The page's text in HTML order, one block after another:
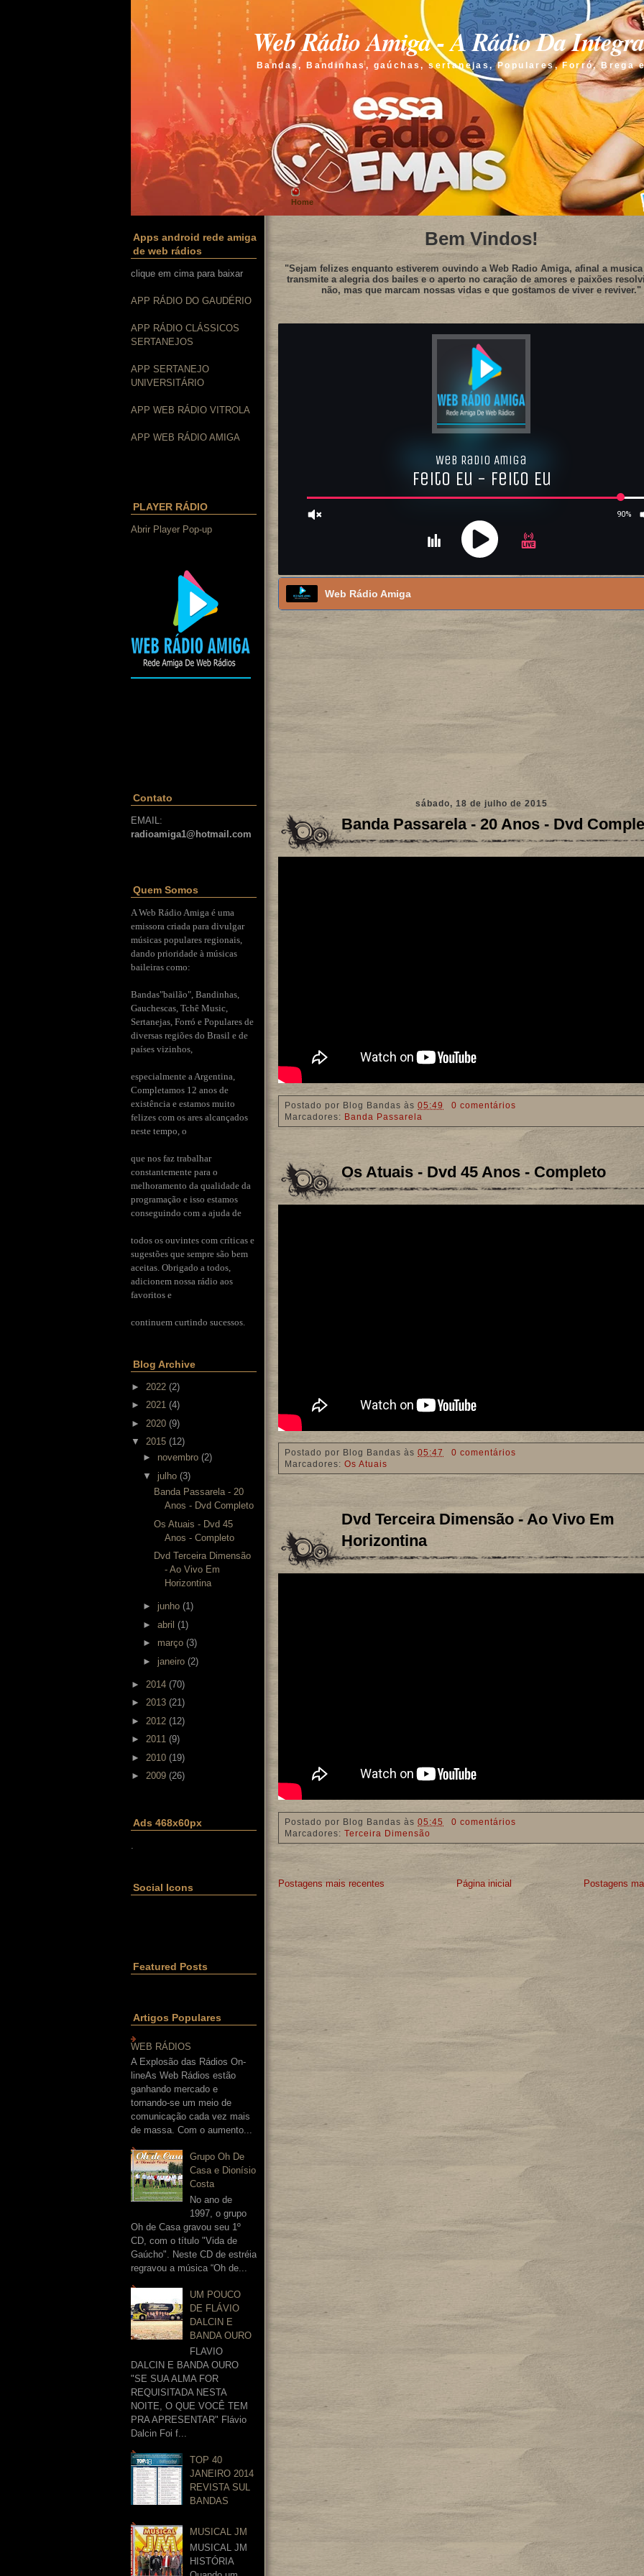
Web Rádio Amiga - A Rádio Da
Bandas, Bandinhas, gaúchas, sertanejas, Populares, Forró, Brega
Home
Apps android rede amiga
de web rádios
clique em cima para baixar
APP RÁDIO DO GAUDÉRIO
APP RÁDIO CLÁSSICOS
SERTANEJOS
APP SERTANEJO
UNIVERSITÁRIO
APP WEB RÁDIO VITROLA
APP WEB RÁDIO AMIGA
PLAYER RÁDIO
Abrir Player Pop-up
Contato
EMAIL:
radioamiga1@hotmail.com
Quem Somos
A Web Rádio Amiga é uma
emissora criada para divulgar
músicas populares regionais,
dando prioridade à músicas
baileiras como:
Bandas"bailão", Bandinhas,
Gauchescas, Tchê Music,
Sertanejas, Forró e Populares de
diversas regiões do Brasil e de
países vizinhos,
especialmente a Argentina,
Completamos 12 anos de
existência e estamos muito
felizes com os ares alcançados
neste tempo, o
que nos faz trabalhar
constantemente para o
melhoramento da qualidade da
programação e isso estamos
conseguindo com a ajuda de
todos os ouvintes com críticas e
sugestões que sempre são bem
aceitas. Obrigado a todos,
adicionem nossa rádio aos
favoritos e
continuem curtindo sucessos.
Blog Archive
► 2022 (2)
► 2021 (4)
► 2020 (9)
▼ 2015 (12)
► novembro (2)
▼ julho (3)
Banda Passarela - 20
Anos - Dvd Completo
Os Atuais - Dvd 45
Anos - Completo
Dvd Terceira Dimensão
- Ao Vivo Em
Horizontina
► junho (1)
► abril (1)
► março (3)
► janeiro (2)
► 2014 (70)
► 2013 (21)
► 2012 (12)
► 2011 (9)
► 2010 (19)
► 2009 (26)
Ads 468x60px
Social Icons
Featured Posts
Artigos Populares
WEB RÁDIOS
A Explosão das Rádios On-
lineAs Web Rádios estão
ganhando mercado e
tornando-se um meio de
comunicação cada vez mais
de massa. Com o aumento...
Grupo Oh De
Casa e Dionísio
Costa
No ano de
1997, o grupo
Oh de Casa gravou seu 1º
CD, com o título "Vida de
Gaúcho". Neste CD de estréia
regravou a música “Oh de...
UM POUCO
DE FLÁVIO
DALCIN E
BANDA OURO
FLAVIO
DALCIN E BANDA OURO
"SE SUA ALMA FOR
REQUISITADA NESTA
NOITE, O QUE VOCÊ TEM
PRA APRESENTAR" Flávio
Dalcin Foi f...
TOP 40
JANEIRO 2014
REVISTA SUL
BANDAS
MUSICAL JM
MUSICAL JM
HISTÓRIA
Bem Vindos!
"Sejam felizes enquanto estiverem ouvindo a Web Radio Amiga, afinal a
transmite a alegria dos bailes e o aperto no caração de amores e paixões
não, mas que marcam nossas vidas e que gostamos de viver e reviver."
Web Rádio Amiga
sábado, 18 de julho de 2015
Banda Passarela - 20 Anos - Dvd
Postado por Blog Bandas às 05:49
0 comentários
Marcadores: Banda Passarela
Os Atuais - Dvd 45 Anos - Completo
Postado por Blog Bandas às 05:47
0 comentários
Marcadores: Os Atuais
Dvd Terceira Dimensão - Ao Vivo Em
Horizontina
Postado por Blog Bandas às 05:45
0 comentários
Marcadores: Terceira Dimensão
Postagens mais recentes Postagens
Página inicial